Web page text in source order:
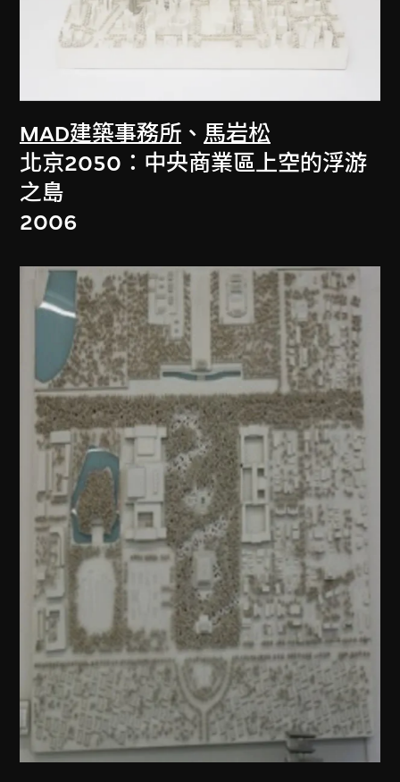
MAD建築事務所 、 馬岩松
北京2050：中央商業區上空的浮游
之島
2006